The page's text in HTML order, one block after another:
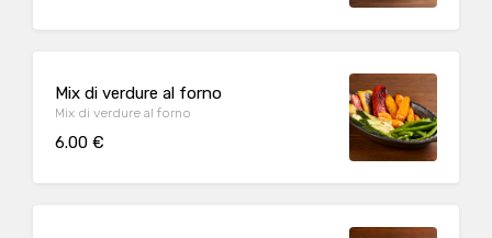
Mix di verdure al forno
Mix di verdure al forno
6.00 €